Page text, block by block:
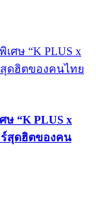
ษ “K PLUS x
ร์สุดฮิตของคน